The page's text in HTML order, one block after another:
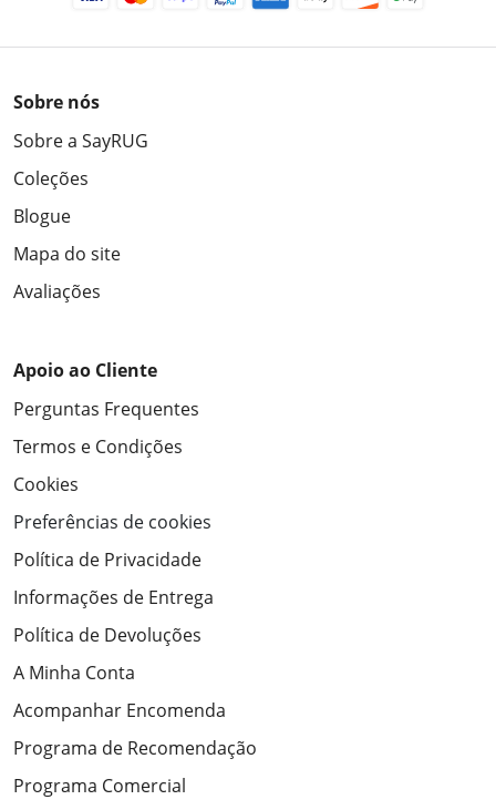
Sobre nós
Sobre a SayRUG
Coleções
Blogue
Mapa do site
Avaliações
Apoio ao Cliente
Perguntas Frequentes
Termos e Condições
Cookies
Preferências de cookies
Política de Privacidade
Informações de Entrega
Política de Devoluções
A Minha Conta
Acompanhar Encomenda
Programa de Recomendação
Programa Comercial